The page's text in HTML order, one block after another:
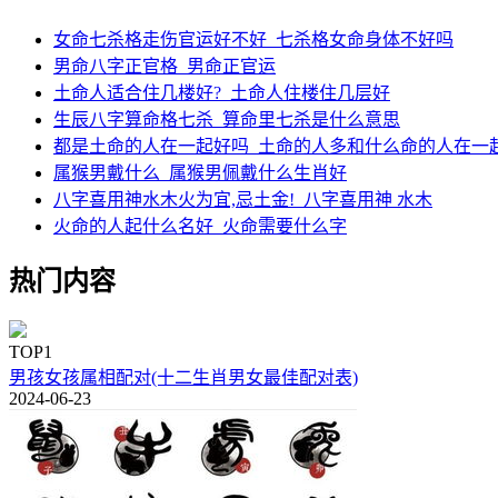
女命七杀格走伤官运好不好_七杀格女命身体不好吗
男命八字正官格_男命正官运
土命人适合住几楼好?_土命人住楼住几层好
生辰八字算命格七杀_算命里七杀是什么意思
都是土命的人在一起好吗_土命的人多和什么命的人在一
属猴男戴什么_属猴男佩戴什么生肖好
八字喜用神水木火为宜,忌土金!_八字喜用神 水木
火命的人起什么名好_火命需要什么字
热门内容
TOP1
男孩女孩属相配对(十二生肖男女最佳配对表)
2024-06-23